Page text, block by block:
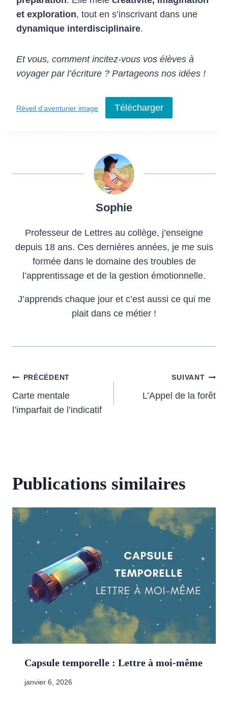
et exploration, tout en s’inscrivant dans une
dynamique interdisciplinaire.
Et vous, comment incitez-vous vos élèves à
voyager par l’écriture ? Partageons nos idées !
Réveil d’aventurier image Télécharger
Sophie
Professeur de Lettres au collège, j’enseigne
depuis 18 ans. Ces dernières années, je me suis
formée dans le domaine des troubles de
l’apprentissage et de la gestion émotionnelle.
J’apprends chaque jour et c’est aussi ce qui me
plait dans ce métier !
Navigation
de
PRÉCÉDENT
Carte mentale
l’imparfait de l’indicatif
SUIVANT
L’Appel de la forêt
Publications similaires
Capsule temporelle : Lettre à moi-même
janvier 6, 2026